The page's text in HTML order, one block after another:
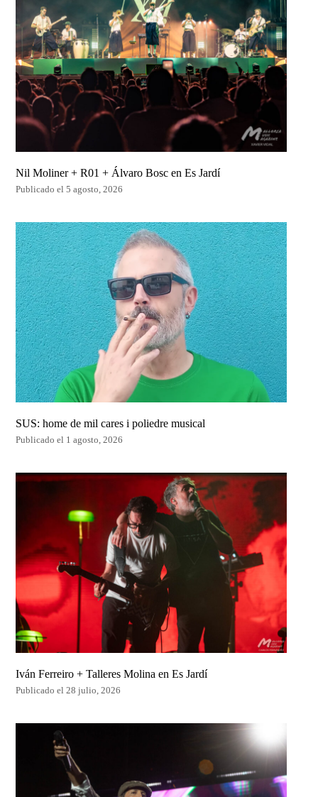
Nil Moliner + R01 + Álvaro Bosc en Es Jardí
Publicado el 5 agosto, 2026
SUS: home de mil cares i poliedre musical
Publicado el 1 agosto, 2026
Iván Ferreiro + Talleres Molina en Es Jardí
Publicado el 28 julio, 2026